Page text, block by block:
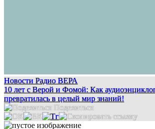
Новости Радио ВЕРА
10 лет с Верой и Фомой: Как
превратилась в целый мир знаний!
Поделиться